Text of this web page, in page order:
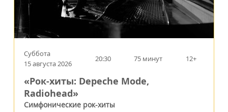
Суббота
15 августа 2026
20:30 75 минут 12+
«Рок-хиты: Depeche Mode,
Radiohead»
Симфонические рок-хиты